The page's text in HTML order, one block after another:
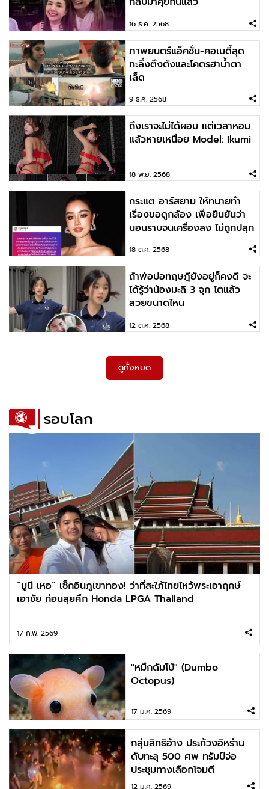
16 ธ.ค. 2568
ภาพยนตร์แอ็คชั่น-คอเมดี้สุด
ทะลึ่งตึงตังและโคตรฮาน้ำตา
เล็ด
9 ธ.ค. 2568
ถึงเราจะไม่ได้ผอม แต่เวลาหอม
แล้วหายเหนื่อย Model: Ikumi
18 พ.ย. 2568
กระแต อาร์สยาม ให้ทนายทำ
เรื่องขอดูกล้อง เพื่อยืนยันว่า
นอนราบจนเครื่องลง ไม่ถูกปลุก
18 ต.ค. 2568
ถ้าพ่อปอทฤษฎียังอยู่ก็คงดี จะ
ได้รู้ว่าน้องมะลิ 3 จุก โตแล้ว
สวยขนาดไหน
12 ต.ค. 2568
ดูทั้งหมด
รอบโลก
“มูนี เหอ” เช็กอินภูเขาทอง! ว่าที่สะใภ้ไทยไหว้พระเอาฤกษ์
เอาชัย ก่อนลุยศึก Honda LPGA Thailand
17 ก.พ. 2569
"หมึกดัมโบ้" (Dumbo
Octopus)
17 ม.ค. 2569
กลุ่มสิทธิอ้าง ประท้วงอิหร่าน
ดับทะลุ 500 ศพ ทรัมป์จ่อ
ประชุมทางเลือกโจมตี
12 ม.ค. 2569